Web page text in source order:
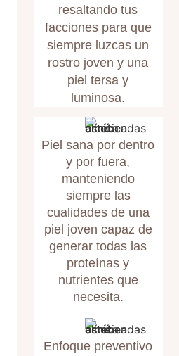
resaltando tus
facciones para que
siempre luzcas un
rostro joven y una
piel tersa y
luminosa.
Piel sana por dentro
y por fuera,
manteniendo
siempre las
cualidades de una
piel joven capaz de
generar todas las
proteínas y
nutrientes que
necesita.
Enfoque preventivo